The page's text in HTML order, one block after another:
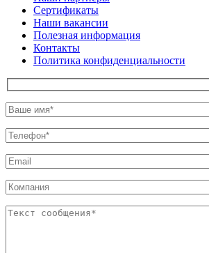
Сертификаты
Наши вакансии
Полезная информация
Контакты
Политика конфиденциальности